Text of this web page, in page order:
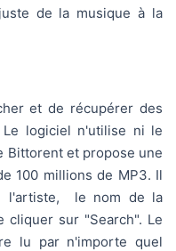
de la musique à la
et de récupérer des
logiciel n'utilise ni le
Bittorent et propose une
100 millions de MP3. Il
l'artiste, le nom de la
cliquer sur "Search". Le
lu par n'importe quel